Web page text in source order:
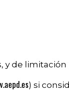
y de
) si